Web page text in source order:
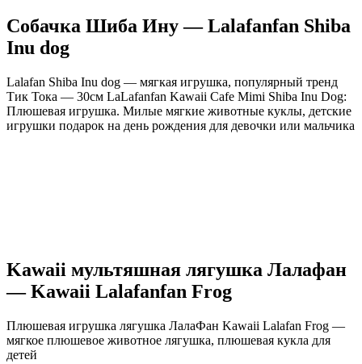
Собачка Шиба Ину — Lalafanfan Shiba
Inu dog
Lalafan Shiba Inu dog — мягкая игрушка, популярный тренд
Тик Тока — 30см LaLafanfan Kawaii Cafe Mimi Shiba Inu Dog:
Плюшевая игрушка. Милые мягкие животные куклы, детские
игрушки подарок на день рождения для девочки или мальчика
Kawaii мультяшная лягушка Лалафан
— Kawaii Lalafanfan Frog
Плюшевая игрушка лягушка ЛалаФан Kawaii Lalafan Frog —
мягкое плюшевое животное лягушка, плюшевая кукла для
детей